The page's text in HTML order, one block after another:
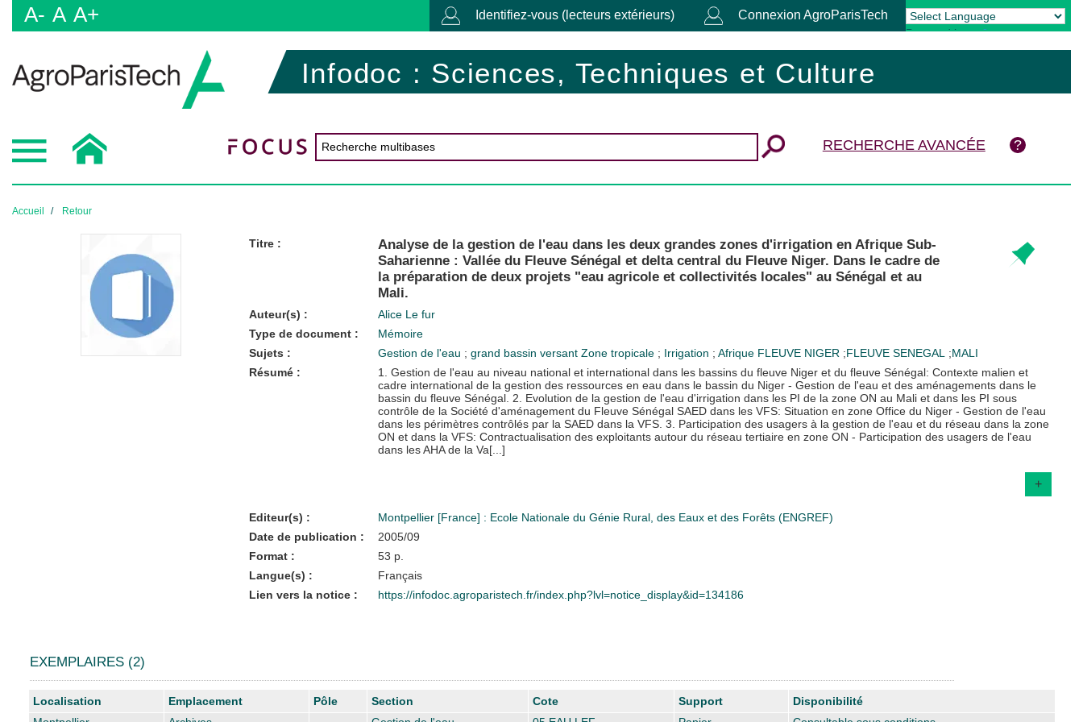
A- A A+ Identifiez-vous (lecteurs extérieurs) Connexion AgroParisTech
Powered by Translate
Infodoc : Sciences, Techniques et Culture
RECHERCHE AVANCÉE
Accueil Retour
Titre :
Analyse de la gestion de l'eau dans les deux grandes zones d'irrigation en Afrique Sub-
Saharienne : Vallée du Fleuve Sénégal et delta central du Fleuve Niger. Dans le cadre de
la préparation de deux projets "eau agricole et collectivités locales" au Sénégal et au
Mali.
Auteur(s) :
Alice Le fur
Type de document :
Mémoire
Sujets :
Gestion de l'eau ; grand bassin versant Zone tropicale ; Irrigation ; Afrique FLEUVE NIGER ;FLEUVE SENEGAL ;MALI
Résumé :
1. Gestion de l'eau au niveau national et international dans les bassins du fleuve Niger et du fleuve Sénégal: Contexte malien et
cadre international de la gestion des ressources en eau dans le bassin du Niger - Gestion de l'eau et des aménagements dans le
bassin du fleuve Sénégal. 2. Evolution de la gestion de l'eau d'irrigation dans les PI de la zone ON au Mali et dans les PI sous
contrôle de la Société d'aménagement du Fleuve Sénégal SAED dans les VFS: Situation en zone Office du Niger - Gestion de l'eau
dans les périmètres contrôlés par la SAED dans la VFS. 3. Participation des usagers à la gestion de l'eau et du réseau dans la zone
ON et dans la VFS: Contractualisation des exploitants autour du réseau tertiaire en zone ON - Participation des usagers de l'eau
dans les AHA de la Va[...]
+
Editeur(s) :
Montpellier [France] : Ecole Nationale du Génie Rural, des Eaux et des Forêts (ENGREF)
Date de publication :
2005/09
Format :
53 p.
Langue(s) :
Français
Lien vers la notice :
https://infodoc.agroparistech.fr/index.php?lvl=notice_display&id=134186
EXEMPLAIRES (2)
Liste des exemplaires
Localisation Emplacement Pôle Section Cote Support
Disponibilité